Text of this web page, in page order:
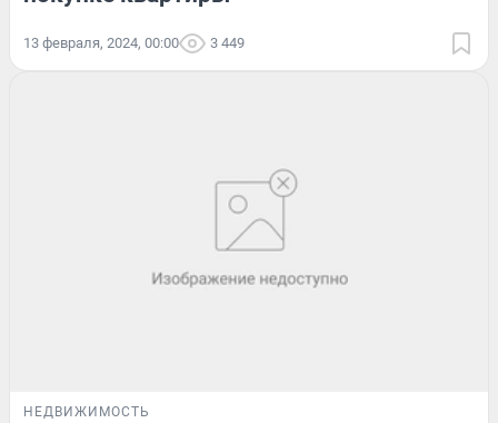
13 февраля, 2024, 00:00 3 449
НЕДВИЖИМОСТЬ